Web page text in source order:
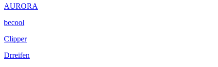
AURORA
becool
Clipper
Drreifen